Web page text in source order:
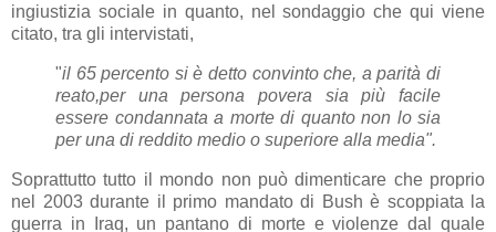
ingiustizia sociale in quanto, nel sondaggio che qui viene
citato, tra gli intervistati,
"il 65 percento si è detto convinto che, a parità di
reato,per una persona povera sia più facile
essere condannata a morte di quanto non lo sia
per una di reddito medio o superiore alla media".
Soprattutto tutto il mondo non può dimenticare che proprio
nel 2003 durante il primo mandato di Bush è scoppiata la
guerra in Iraq, un pantano di morte e violenze dal quale